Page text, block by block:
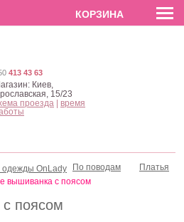
EN РУС
поясом
По поводам
Платья
вышиванка с поясом
413 43 63
Киев,
15/23
проезда
время
КОРЗИНА